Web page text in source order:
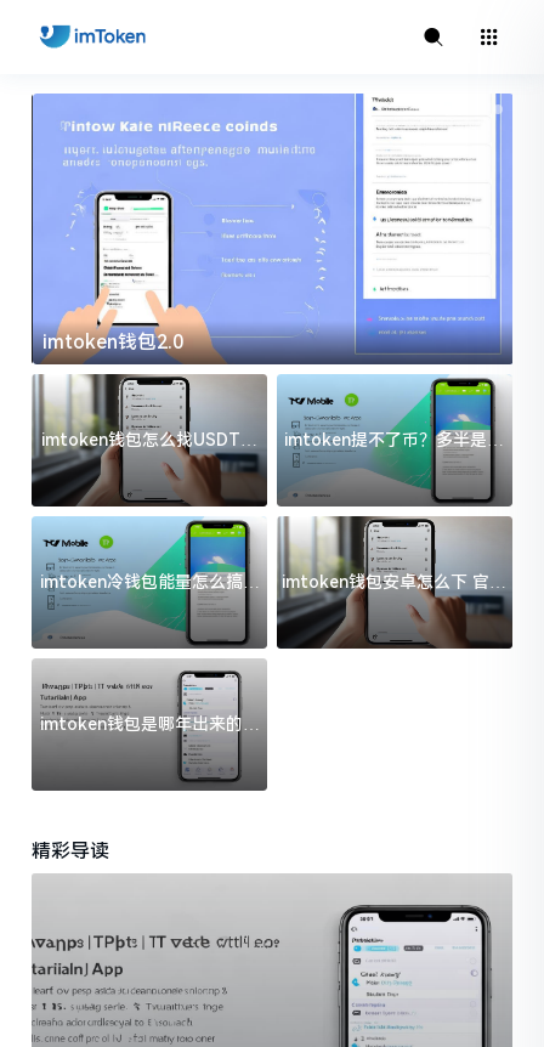
imtoken钱包2.0
imtoken钱包怎么找USDT地
址？三步搞定不踩坑
imtoken提不了币？多半是这
几件事没处理好
imtoken冷钱包能量怎么搞？
过来人告诉你门道
imtoken钱包安卓怎么下 官方
渠道避坑指南
imtoken钱包是哪年出来的？
一文给你说清楚
精彩导读